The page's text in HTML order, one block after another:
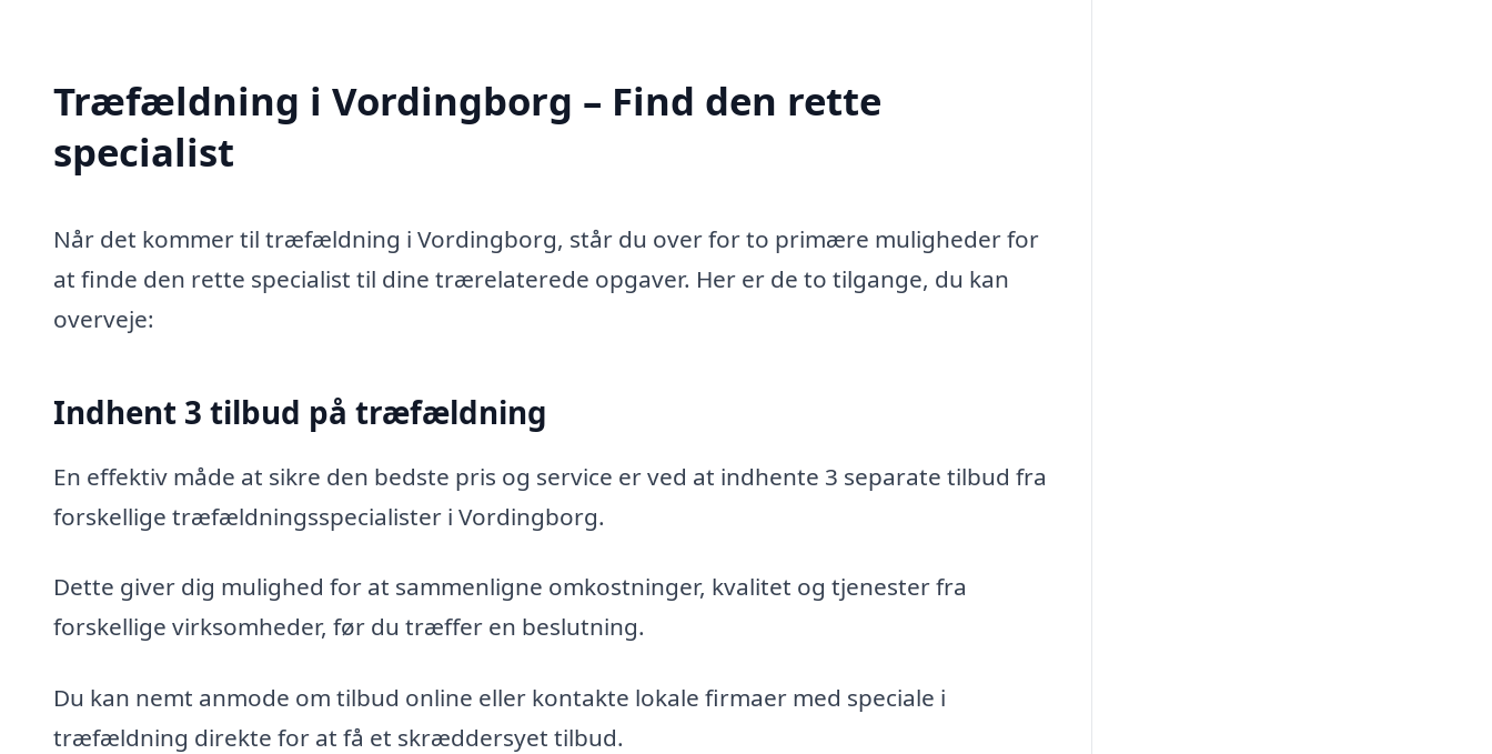
Træfældning i Vordingborg – Find den rette
specialist
Når det kommer til træfældning i Vordingborg, står du over for to primære muligheder for
at finde den rette specialist til dine trærelaterede opgaver. Her er de to tilgange, du kan
overveje:
Indhent 3 tilbud på træfældning
En effektiv måde at sikre den bedste pris og service er ved at indhente 3 separate tilbud fra
forskellige træfældningsspecialister i Vordingborg.
Dette giver dig mulighed for at sammenligne omkostninger, kvalitet og tjenester fra
forskellige virksomheder, før du træffer en beslutning.
Du kan nemt anmode om tilbud online eller kontakte lokale firmaer med speciale i
træfældning direkte for at få et skræddersyet tilbud.